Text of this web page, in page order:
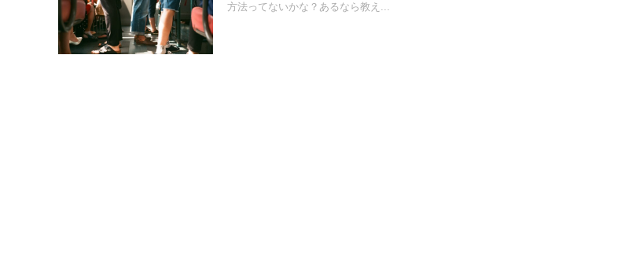
方法ってないかな？あるなら教え...